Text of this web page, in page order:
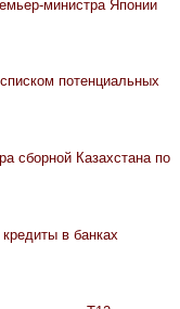
министра Японии
потенциальных
сборной Казахстана по
в банках